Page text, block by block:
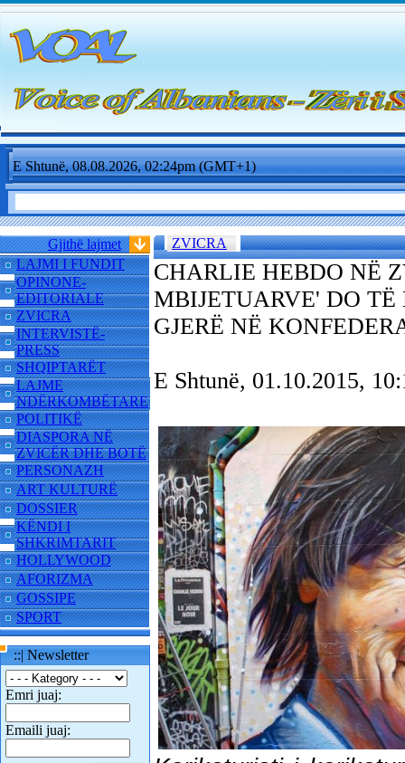
E Shtunë, 08.08.2026, 02:24pm (GMT+1)
Gjithë lajmet
LAJMI I FUNDIT
OPINONE-
EDITORIALE
ZVICRA
INTERVISTË-
PRESS
SHQIPTARËT
LAJME
NDËRKOMBËTARE
POLITIKË
DIASPORA NË
ZVICËR DHE BOTË
PERSONAZH
ART KULTURË
DOSSIER
KËNDI I
SHKRIMTARIT
HOLLYWOOD
AFORIZMA
GOSSIPE
SPORT
::| Newsletter
Emri juaj:
Emaili juaj:
ZVICRA
CHARLIE HEBDO NË
MBIJETUARVE' DO TË
GJERË NË
E Shtunë, 01.10.2015,